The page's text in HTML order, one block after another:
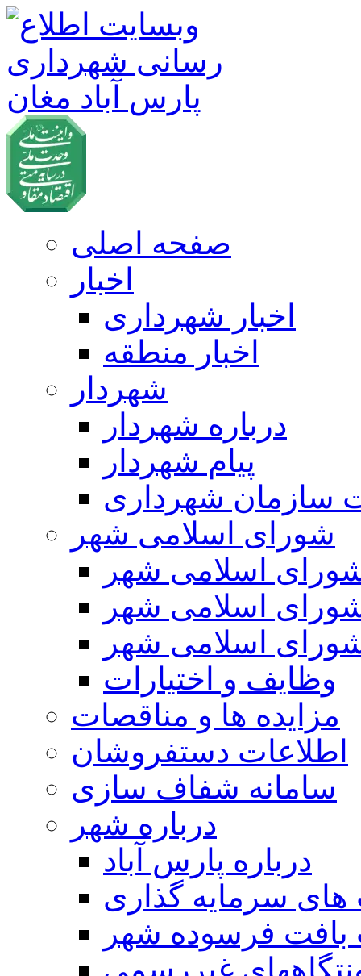
صفحه اصلی
اخبار
اخبار شهرداری
اخبار منطقه
شهردار
درباره شهردار
پیام شهردار
سازمان شهرداری
شورای اسلامی شهر
اسلامی شهر
اسلامی شهر
اسلامی شهر
وظایف و اختیارات
مزایده ها و مناقصات
اطلاعات دستفروشان
سامانه شفاف سازی
درباره شهر
درباره پارس آباد
سرمایه گذاری
بافت فرسوده شهر